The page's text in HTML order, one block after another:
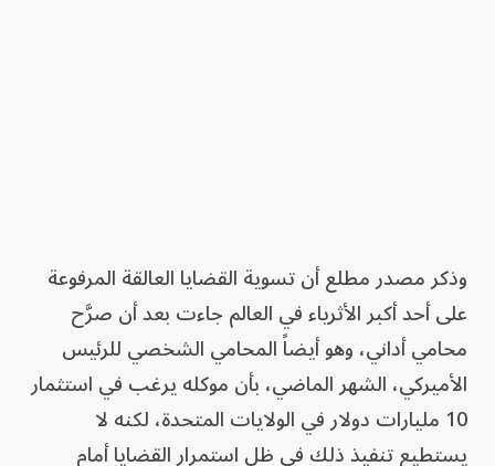
وذكر مصدر مطلع أن تسوية القضايا العالقة المرفوعة
على أحد أكبر الأثرياء في العالم جاءت بعد أن صرَّح
محامي أداني، وهو أيضاً المحامي الشخصي للرئيس
الأميركي، الشهر الماضي، بأن موكله يرغب في استثمار
10 مليارات دولار في الولايات المتحدة، لكنه لا
يستطيع تنفيذ ذلك في ظل استمرار القضايا أمام